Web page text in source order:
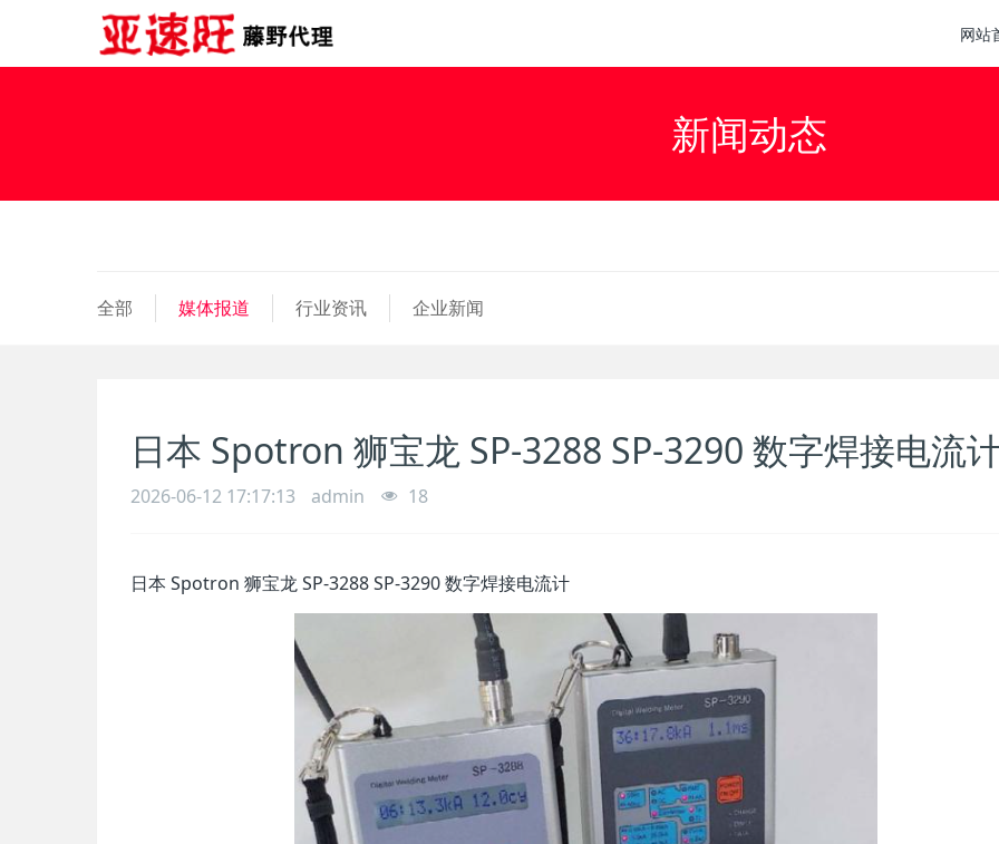
网站
新闻动态
全部 媒体报道 行业资讯 企业新闻
日本 Spotron 狮宝龙 SP-3288 SP-3290 数字焊接电流
2026-06-12 17:17:13 admin 18
日本 Spotron 狮宝龙 SP-3288 SP-3290 数字焊接电流计